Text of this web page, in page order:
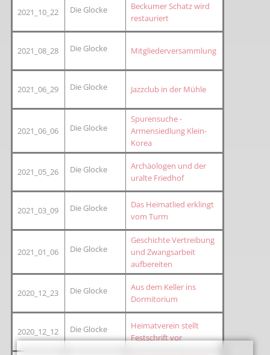
2021_10_22 Die Glocke
Beckumer Schatz wird
restauriert
2021_08_28 Die Glocke Mitgliederversammlung
2021_06_29 Die Glocke Jazzclub in der Mühle
2021_06_06 Die Glocke
Spurensuche -
Armensiedlung Klein-
Korea
2021_05_26 Die Glocke
Archäologen und der
uralte Friedhof
2021_03_09 Die Glocke
Das Heimatlied erklingt
vom Turm
2021_01_06 Die Glocke
Geschichte Vertreibung
und Zwangsarbeit
aufbereiten
2020_12_23 Die Glocke
Aus dem Keller ins
Dormitorium
2020_12_12 Die Glocke
Heimatverein stellt
Festschrift vor